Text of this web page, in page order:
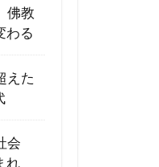
教
わる
えた
会
れ